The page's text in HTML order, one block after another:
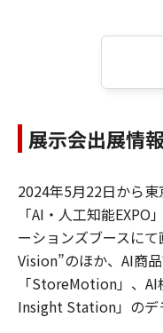
展示会出展情報
2024年5月22日から
「AI・人工知能
ーションズブースに
Vision”のほか、AI商
「StoreMotion」、
Insight Station」のデ